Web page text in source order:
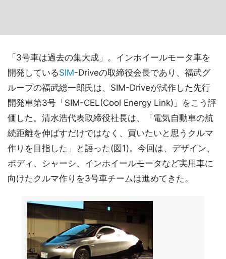
「3号車は過去の集大成」。インホイールモータ車を
開発しているSIM-Driveの取締役会長であり、福武グ
ループの福武総一郎氏は、SIM-Driveが試作した先行
開発車第3号「SIM-CEL(Cool Energy Link)」をこう評
価した。清水浩代表取締役社長は、「電気自動車の航
続距離を伸ばすだけではなく、買いたいと思うクルマ
作りを目指した」と語った(図1)。今回は、デザイン、
ボディ、シャーシ、インホイールモータなど実用車に
向けたクルマ作りを3号車チームは進めてきた。